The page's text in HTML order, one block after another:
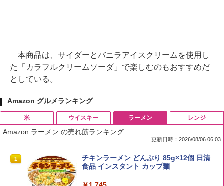
本商品は、サイダーとバニラアイスクリームを使用し
た「カラフルクリームソーダ」で楽しむのもおすすめだ
としている。
Amazon グルメランキング
米
1 by Amazon 国産ブレンド米 精米 5kg
ウイスキー
1
ブラックニッカ ニッカ Nikka ウィスキ
ー4000ml ブラックニッカクリア ウヰス
お得 4リットル
ラーメン
Amazon ラーメン の売れ筋ランキング
更新日時：2026/08/06 06:03
1
チキンラーメン どんぶり 85g×12個 日清
食品 インスタント カップ麺
￥1,745
レンジ